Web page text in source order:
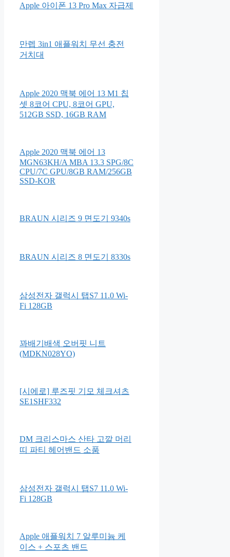
Apple 아이폰 13 Pro Max 자급제
만렙 3in1 애플워치 무선 충전
거치대
Apple 2020 맥북 에어 13 M1 칩
셋 8코어 CPU, 8코어 GPU,
512GB SSD, 16GB RAM
Apple 2020 맥북 에어 13
MGN63KH/A MBA 13.3 SPG/8C
CPU/7C GPU/8GB RAM/256GB
SSD-KOR
BRAUN 시리즈 9 면도기 9340s
BRAUN 시리즈 8 면도기 8330s
삼성전자 갤럭시 탭S7 11.0 Wi-
Fi 128GB
꽈배기배색 오버핏 니트
(MDKN028YO)
[시에로] 루즈핏 기모 체크셔츠
SE1SHF332
DM 크리스마스 산타 고깔 머리
띠 파티 헤어밴드 소품
삼성전자 갤럭시 탭S7 11.0 Wi-
Fi 128GB
Apple 애플워치 7 알루미늄 케
이스 + 스포츠 밴드